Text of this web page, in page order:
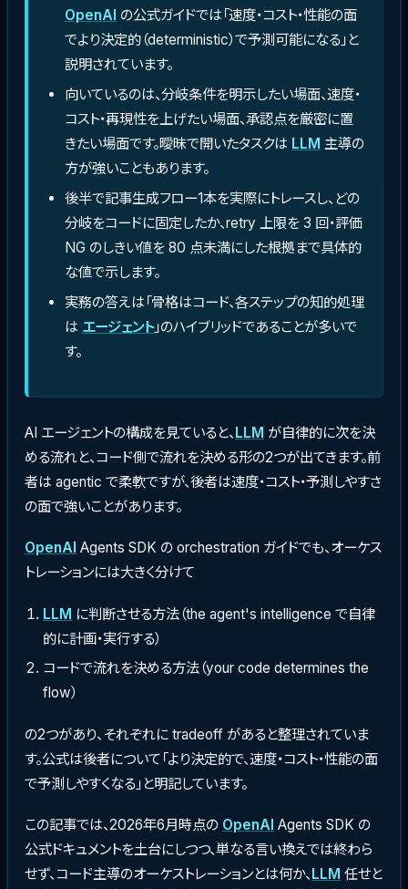
OpenAI の公式ガイドでは「速度・コスト・性能の面
でより決定的（deterministic）で予測可能になる」と
説明されています。
向いているのは、分岐条件を明示したい場面、速度・
コスト・再現性を上げたい場面、承認点を厳密に置
きたい場面です。曖昧で開いたタスクは LLM 主導の
方が強いこともあります。
後半で記事生成フロー1本を実際にトレースし、どの
分岐をコードに固定したか、retry 上限を 3 回・評価
NG のしきい値を 80 点未満にした根拠まで具体的
な値で示します。
実務の答えは「骨格はコード、各ステップの知的処理
は エージェント」のハイブリッドであることが多いで
す。
AI エージェントの構成を見ていると、LLM が自律的に次を決
める流れと、コード側で流れを決める形の2つが出てきます。前
者は agentic で柔軟ですが、後者は速度・コスト・予測しやすさ
の面で強いことがあります。
OpenAI Agents SDK の orchestration ガイドでも、オーケス
トレーションには大きく分けて
LLM に判断させる方法（the agent's intelligence で自律
的に計画・実行する）
コードで流れを決める方法（your code determines the
flow）
の2つがあり、それぞれに tradeoff があると整理されていま
す。公式は後者について「より決定的で、速度・コスト・性能の面
で予測しやすくなる」と明記しています。
この記事では、2026年6月時点の OpenAI Agents SDK の
公式ドキュメントを土台にしつつ、単なる言い換えでは終わら
せず、コード主導のオーケストレーションとは何か、LLM 任せと